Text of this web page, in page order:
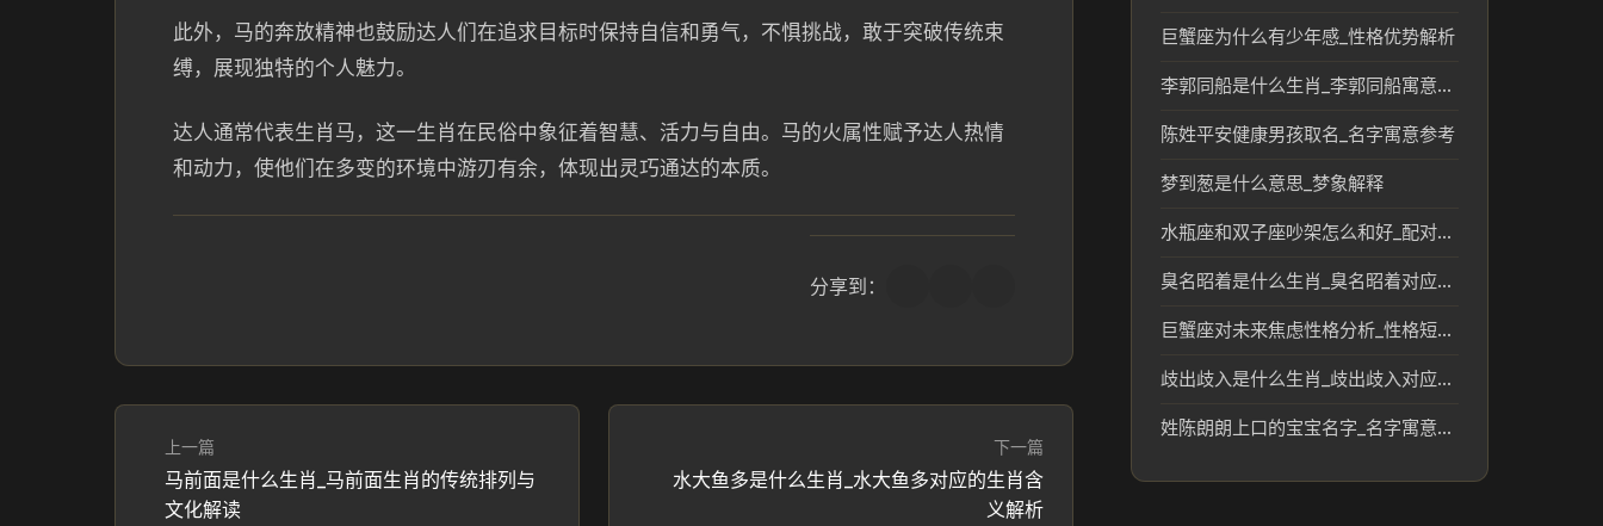
此外，马的奔放精神也鼓励达人们在追求目标时保持自信和勇气，不惧挑战，敢于突破传统束
缚，展现独特的个人魅力。
达人通常代表生肖马，这一生肖在民俗中象征着智慧、活力与自由。马的火属性赋予达人热情
和动力，使他们在多变的环境中游刃有余，体现出灵巧通达的本质。
分享到：
上一篇
马前面是什么生肖_马前面生肖的传统排列与
文化解读
下一篇
水大鱼多是什么生肖_水大鱼多对应的生肖含
义解析
巨蟹座为什么有少年感_性格优势解析
李郭同船是什么生肖_李郭同船寓意对应的生肖文化看法
陈姓平安健康男孩取名_名字寓意参考
梦到葱是什么意思_梦象解释
水瓶座和双子座吵架怎么和好_配对关系解读
臭名昭着是什么生肖_臭名昭着对应的生肖含义解析
巨蟹座对未来焦虑性格分析_性格短板分析
歧出歧入是什么生肖_歧出歧入对应的生肖及文化解读
姓陈朗朗上口的宝宝名字_名字寓意参考